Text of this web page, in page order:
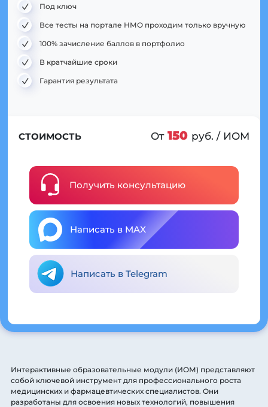
Под ключ
Все тесты на портале НМО проходим только вручную
100% зачисление баллов в портфолио
В кратчайшие сроки
Гарантия результата
СТОИМОСТЬ От 150 руб. / ИОМ
Получить консультацию
Написать в MAX
Написать в Telegram
Интерактивные образовательные модули (ИОМ) представляют
собой ключевой инструмент для профессионального роста
медицинских и фармацевтических специалистов. Они
разработаны для освоения новых технологий, повышения